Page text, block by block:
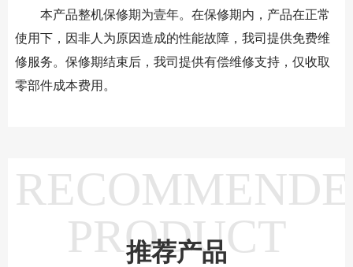
本产品整机保修期为壹年。在保修期内，产品在正常
使用下，因非人为原因造成的性能故障，我司提供免费维
修服务。保修期结束后，我司提供有偿维修支持，仅收取
零部件成本费用。
PRODUCT
推荐产品